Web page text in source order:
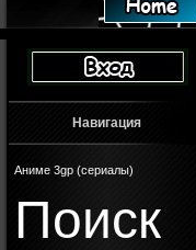
Навигация
Аниме 3gp (сериалы)
Поиск